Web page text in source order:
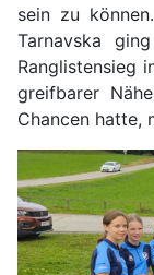
sein zu
Tarnavska
Ranglistensieg
greifbarer
Chancen hatte,